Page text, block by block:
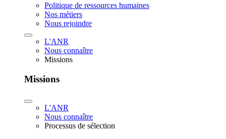
Politique de ressources humaines
Nos métiers
Nous rejoindre
L'ANR
Nous connaître
Missions
Missions
L'ANR
Nous connaître
Processus de sélection